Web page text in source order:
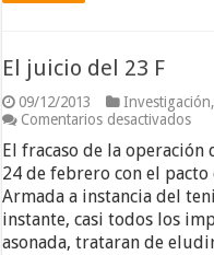
El juicio del 23 F
09/12/2013 Investigación,
Comentarios desactivadosen
del
23
F
El fracaso de la operación
24 de febrero con el
Armada a instancia del
instante, casi todos los
asonada, trataran de